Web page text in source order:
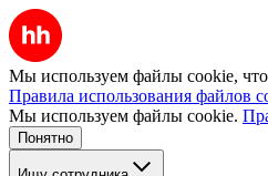
Мы используем файлы cookie,
Правила использования файлов
Мы используем файлы cookie.
Понятно